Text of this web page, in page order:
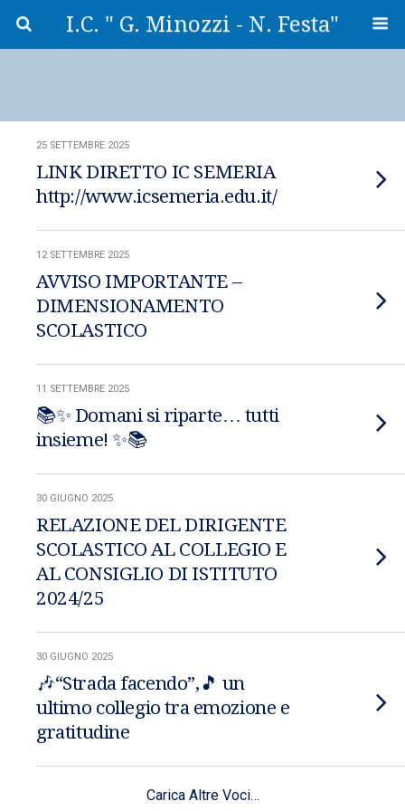
I.C. " G. Minozzi - N. Festa"
25 SETTEMBRE 2025
LINK DIRETTO IC SEMERIA
http://www.icsemeria.edu.it/
12 SETTEMBRE 2025
AVVISO IMPORTANTE –
DIMENSIONAMENTO
SCOLASTICO
11 SETTEMBRE 2025
📚✨ Domani si riparte… tutti
insieme! ✨📚
30 GIUGNO 2025
RELAZIONE DEL DIRIGENTE
SCOLASTICO AL COLLEGIO E
AL CONSIGLIO DI ISTITUTO
2024/25
30 GIUGNO 2025
🎶“Strada facendo”,🎵 un
ultimo collegio tra emozione e
gratitudine
Carica Altre Voci…